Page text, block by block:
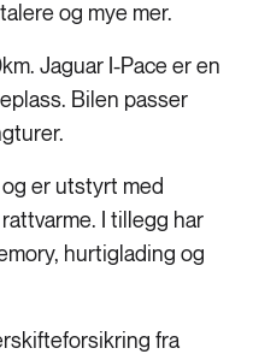
og mye mer.
Jaguar I-Pace er en
Bilen passer
er utstyrt med
I tillegg har
hurtiglading og
fra